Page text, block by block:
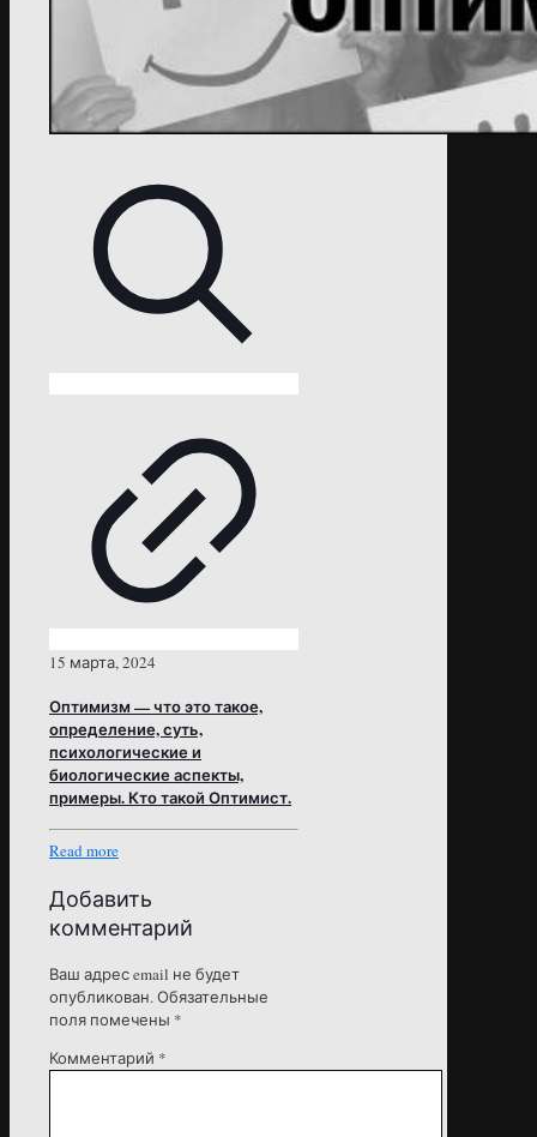
15 марта, 2024
Оптимизм — что это такое,
определение, суть,
психологические и
биологические аспекты,
примеры. Кто такой Оптимист.
Read more
Добавить
комментарий
Ваш адрес email не будет
опубликован.Обязательные
поля помечены *
Комментарий *